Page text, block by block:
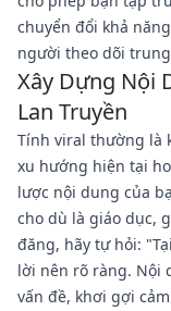
chuyển đổi khả
người theo dõi
Xây Dựng Nội
Lan Truyền
Tính viral thường là
xu hướng hiện tại
lược nội dung của
cho dù là giáo dục,
đăng, hãy tự hỏi:
lời nên rõ ràng. Nội
vấn đề, khơi gợi